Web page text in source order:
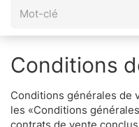
Conditions
Conditions générales de
les «Conditions